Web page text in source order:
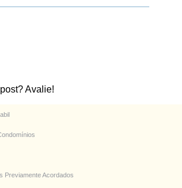
Avalie!
Previamente Acordados